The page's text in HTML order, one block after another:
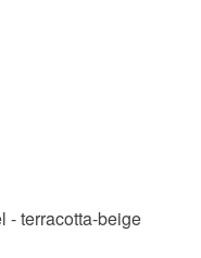
- terracotta-beige